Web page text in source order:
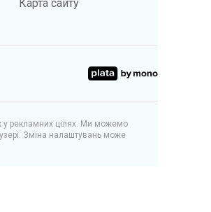
Карта сайту
у рекламних цілях. Ми можемо
Зміна налаштувань може